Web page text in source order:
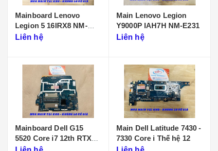
Mainboard Lenovo
Legion 5 16IRX8 NM-
F901
Liên hệ
Main Lenovo Legion
Y9000P IAH7H NM-E231
Liên hệ
Mainboard Dell G15
5520 Core i7 12th RTX
3050 LA-655P
Main Dell Latitude 7430 -
7330 Core i Thế hệ 12